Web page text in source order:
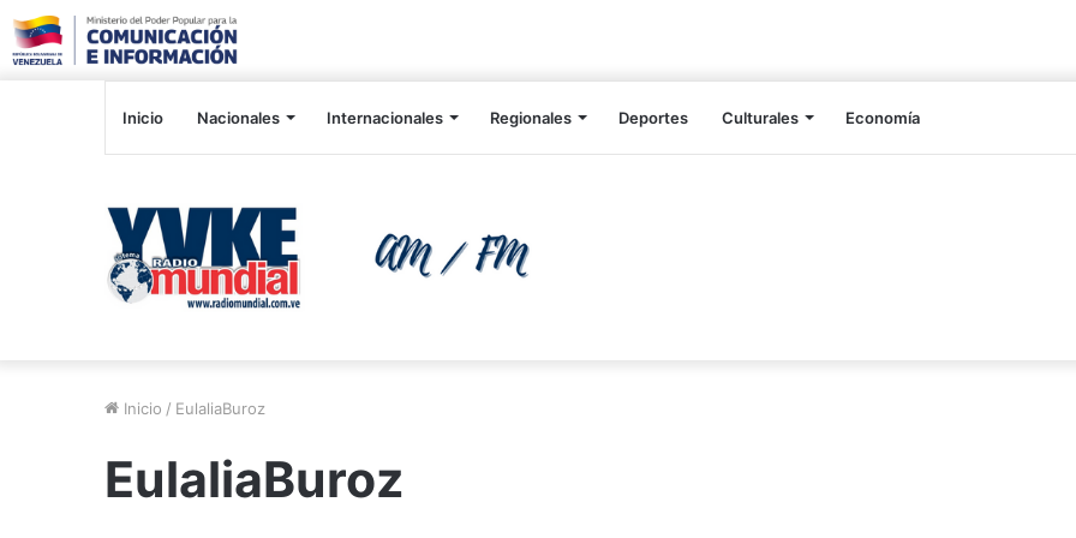
Inicio Nacionales Internacionales Regionales Deportes Culturales Economía
Inicio / EulaliaBuroz
EulaliaBuroz